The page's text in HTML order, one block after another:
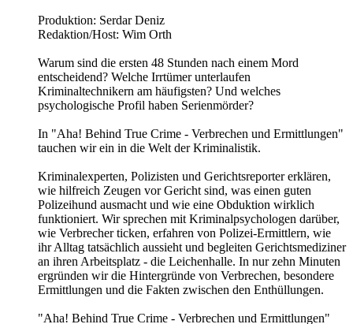
Produktion: Serdar Deniz
Redaktion/Host: Wim Orth
Warum sind die ersten 48 Stunden nach einem Mord
entscheidend? Welche Irrtümer unterlaufen
Kriminaltechnikern am häufigsten? Und welches
psychologische Profil haben Serienmörder?
In "Aha! Behind True Crime - Verbrechen und Ermittlungen"
tauchen wir ein in die Welt der Kriminalistik.
Kriminalexperten, Polizisten und Gerichtsreporter erklären,
wie hilfreich Zeugen vor Gericht sind, was einen guten
Polizeihund ausmacht und wie eine Obduktion wirklich
funktioniert. Wir sprechen mit Kriminalpsychologen darüber,
wie Verbrecher ticken, erfahren von Polizei-Ermittlern, wie
ihr Alltag tatsächlich aussieht und begleiten Gerichtsmediziner
an ihren Arbeitsplatz - die Leichenhalle. In nur zehn Minuten
ergründen wir die Hintergründe von Verbrechen, besondere
Ermittlungen und die Fakten zwischen den Enthüllungen.
"Aha! Behind True Crime - Verbrechen und Ermittlungen"